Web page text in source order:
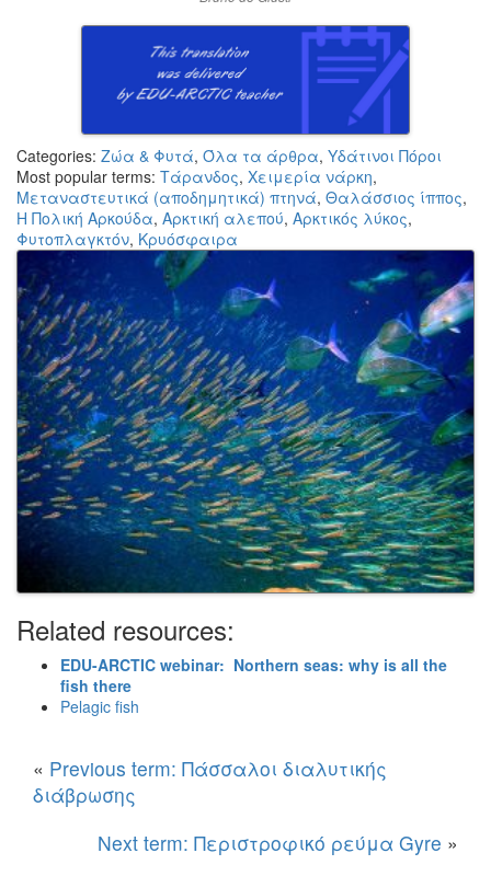
Categories: Ζώα & Φυτά, Όλα τα άρθρα, Υδάτινοι Πόροι
Most popular terms: Τάρανδος, Χειμερία νάρκη,
Μεταναστευτικά (αποδημητικά) πτηνά, Θαλάσσιος ίππος,
H Πολική Αρκούδα, Αρκτική αλεπού, Αρκτικός λύκος,
Φυτοπλαγκτόν, Κρυόσφαιρα
Related resources:
EDU-ARCTIC webinar: Northern seas: why is all the
fish there
Pelagic fish
« Previous term: Πάσσαλοι διαλυτικής
διάβρωσης
Next term: Περιστροφικό ρεύμα Gyre »